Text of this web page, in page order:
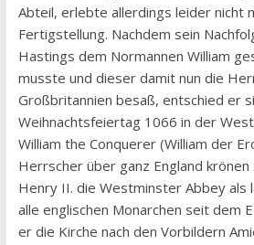
Abteil, erlebte allerdings leider nicht
Fertigstellung. Nachdem sein
Hastings dem Normannen William
musste und dieser damit nun die
Großbritannien besaß, entschied er
Weihnachtsfeiertag 1066 in der
William the Conquerer (William der
Herrscher über ganz England
Henry II. die Westminster Abbey
alle englischen Monarchen seit dem
er die Kirche nach den Vorbildern